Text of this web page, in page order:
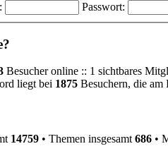
Passwort:
Besucher online :: 1 sichtbares
liegt bei 1875 Besuchern, die
14759 • Themen insgesamt 686 •